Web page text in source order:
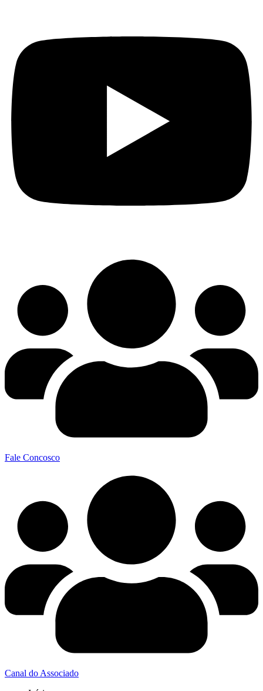
Fale Concosco
Canal do Associado